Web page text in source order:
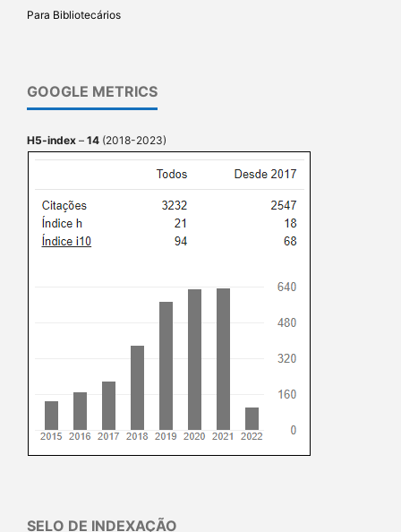
Para Bibliotecários
GOOGLE METRICS
H5-index – 14 (2018-2023)
SELO DE INDEXAÇÃO